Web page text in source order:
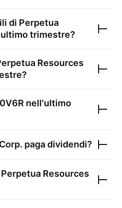
di Perpetua
trimestre?
Resources
0V6R nell'ultimo
paga dividendi?
Perpetua Resources